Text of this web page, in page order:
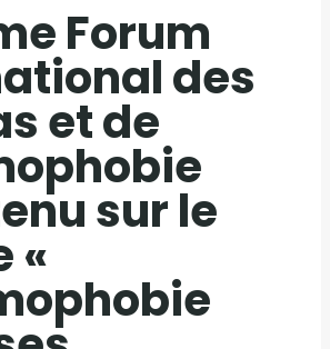
Forum
des
et de
sur le
«